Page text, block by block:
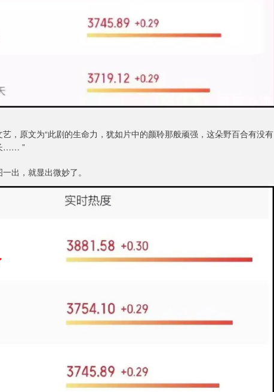
，原文为“此剧的生命力，犹如片中的颜聆那般顽强，这朵野百合有没有
…… ”
出，就显出微妙了。